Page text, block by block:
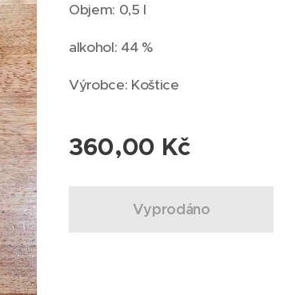
Objem: 0,5 l
alkohol: 44 %
Výrobce: Koštice
360,00 Kč
Vyprodáno